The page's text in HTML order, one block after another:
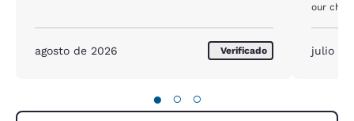
agosto de 2026 Verificado
our
julio de
● ○ ○